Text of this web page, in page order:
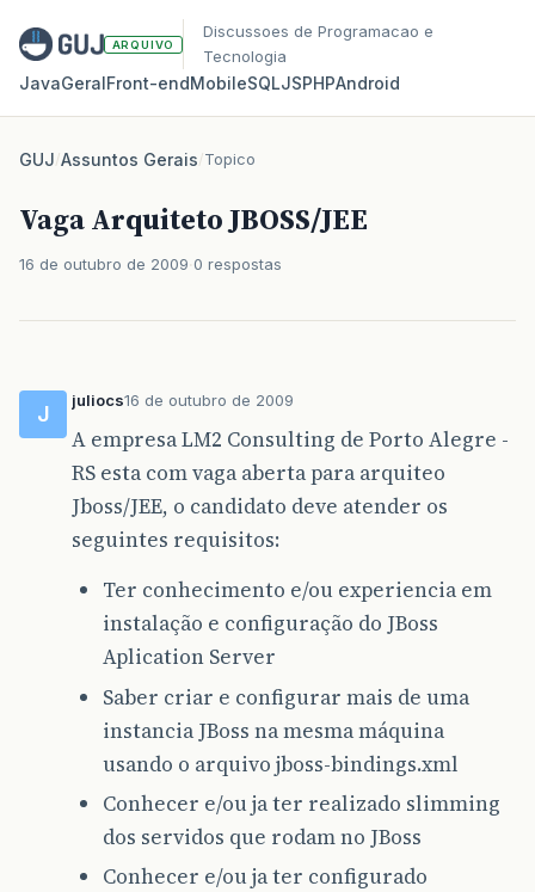
ARQUIVO
Discussoes de Programacao e
Tecnologia
JavaGeralFront‑endMobileSQLJSPHPAndroid
GUJ/Assuntos Gerais/Topico
Vaga Arquiteto JBOSS/JEE
16 de outubro de 2009 0 respostas
J
juliocs16 de outubro de 2009
A empresa LM2 Consulting de Porto Alegre -
RS esta com vaga aberta para arquiteo
Jboss/JEE, o candidato deve atender os
seguintes requisitos:
Ter conhecimento e/ou experiencia em
instalação e configuração do JBoss
Aplication Server
Saber criar e configurar mais de uma
instancia JBoss na mesma máquina
usando o arquivo jboss-bindings.xml
Conhecer e/ou ja ter realizado slimming
dos servidos que rodam no JBoss
Conhecer e/ou ja ter configurado